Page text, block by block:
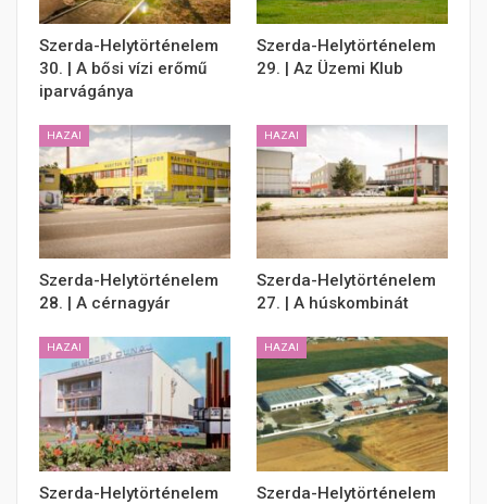
Szerda-Helytörténelem
30. | A bősi vízi erőmű
iparvágánya
Szerda-Helytörténelem
29. | Az Üzemi Klub
HAZAI
Szerda-Helytörténelem
28. | A cérnagyár
HAZAI
Szerda-Helytörténelem
27. | A húskombinát
HAZAI
Szerda-Helytörténelem
HAZAI
Szerda-Helytörténelem